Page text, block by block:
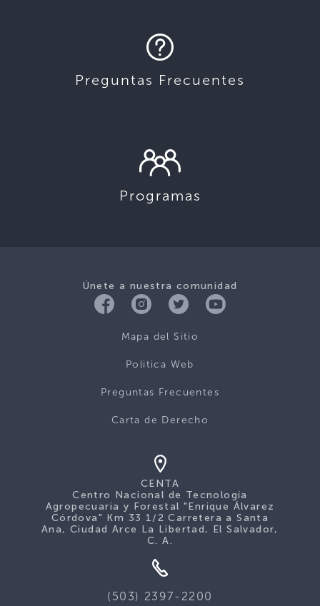
Preguntas Frecuentes
Programas
Únete a nuestra comunidad
Mapa del Sitio
Politica Web
Preguntas Frecuentes
Carta de Derecho
CENTA
Centro Nacional de Tecnología
Agropecuaria y Forestal "Enrique Álvarez
Córdova" Km 33 1/2 Carretera a Santa
Ana, Ciudad Arce La Libertad, El Salvador,
C. A.
(503) 2397-2200